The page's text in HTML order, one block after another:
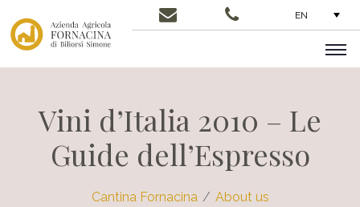
EN
Vini d’Italia 2010 – Le
Guide dell’Espresso
Cantina Fornacina About us